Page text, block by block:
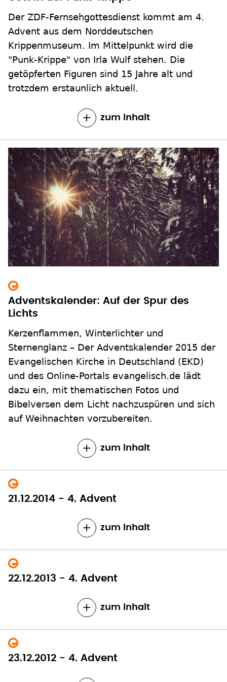
Der ZDF-Fernsehgottesdienst kommt am 4.
Advent aus dem Norddeutschen
Krippenmuseum. Im Mittelpunkt wird die
"Punk-Krippe" von Irla Wulf stehen. Die
getöpferten Figuren sind 15 Jahre alt und
trotzdem erstaunlich aktuell.
zum Inhalt
Adventskalender: Auf der Spur des
Lichts
Kerzenflammen, Winterlichter und
Sternenglanz – Der Adventskalender 2015 der
Evangelischen Kirche in Deutschland (EKD)
und des Online-Portals evangelisch.de lädt
dazu ein, mit thematischen Fotos und
Bibelversen dem Licht nachzuspüren und sich
auf Weihnachten vorzubereiten.
zum Inhalt
21.12.2014 - 4. Advent
zum Inhalt
22.12.2013 - 4. Advent
zum Inhalt
23.12.2012 - 4. Advent